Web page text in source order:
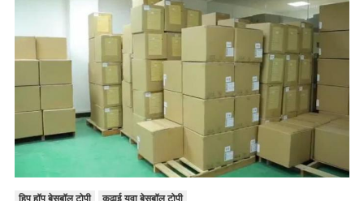
हिप हॉप बेसबॉल टोपी
कढ़ाई युवा बेसबॉल टोपी